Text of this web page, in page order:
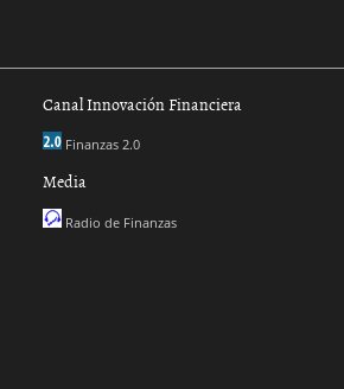
Canal Innovación Financiera
Finanzas 2.0
Media
Radio de Finanzas